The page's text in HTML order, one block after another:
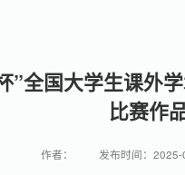
”全国大学生课外
比赛作
作者： 发布时间：